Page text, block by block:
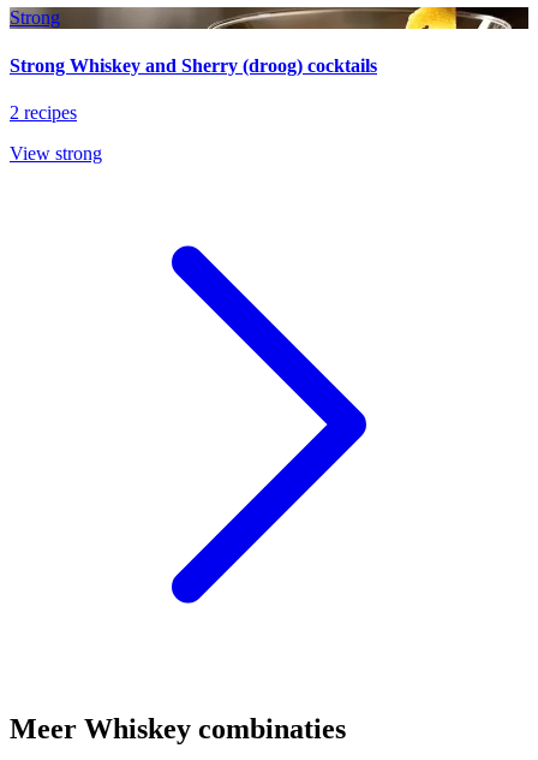
Strong
Strong Whiskey and Sherry (droog) cocktails
2 recipes
View strong
Meer Whiskey combinaties